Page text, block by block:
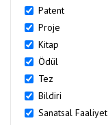
Patent
Proje
Kitap
Ödül
Tez
Bildiri
Sanatsal Faaliyet